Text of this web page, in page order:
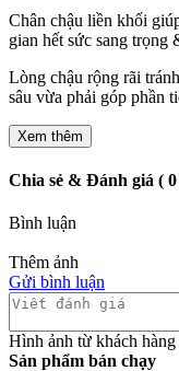
Chân chậu liền khối
gian hết sức sang trọng
Lòng chậu rộng rãi
sâu vừa phải góp phần
Xem thêm
Chia sẻ & Đánh giá (
Bình luận
Thêm ảnh
Gửi bình luận
Hình ảnh từ khách hàng
Sản phẩm bán chạy